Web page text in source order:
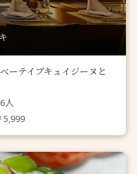
ーテイブキュイジーヌと
人
5,999